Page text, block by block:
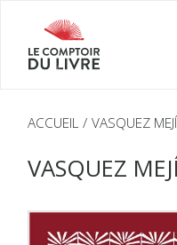
ACCUEIL VASQUEZ
VASQUEZ